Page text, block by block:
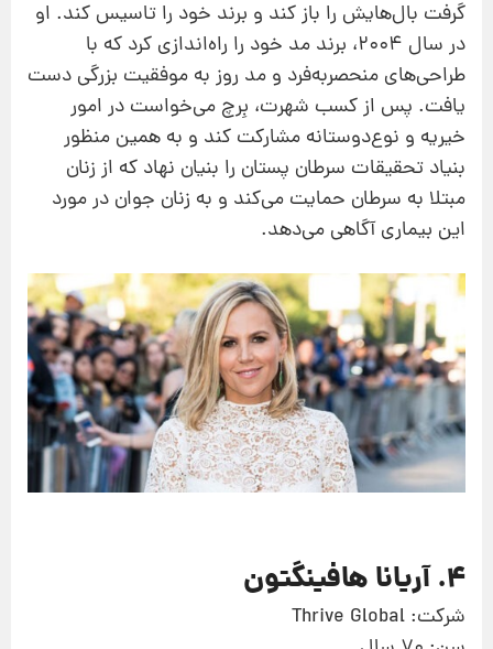
گرفت بال‌هایش را باز کند و برند خود را تاسیس کند. او
در سال 2004، برند مد خود را راه‌اندازی کرد که با
طراحی‌های منحصربه‌فرد و مد روز به موفقیت بزرگی دست
یافت. پس از کسب شهرت، بِرچ می‌خواست در امور
خیریه و نوع‌دوستانه مشارکت کند و به همین منظور
بنیاد تحقیقات سرطان پستان را بنیان نهاد که از زنان
مبتلا به سرطان حمایت می‌کند و به زنان جوان در مورد
این بیماری آگاهی می‌دهد.
4. آریانا‌ هافینگتون
شرکت: Thrive Global